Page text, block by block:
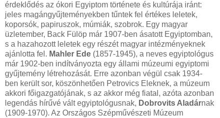
érdeklődés az ókori Egyiptom története és kultúrája iránt:
jeles magángyűjteményekben tűntek fel értékes leletek,
koporsók, papiruszok, múmiák, szobrok. Egy magyar
üzletember, Back Fülöp már 1907-ben ásatott Egyiptomban,
s a hazahozott leletek egy részét magyar intézményeknek
ajánlotta fel. Mahler Ede (1857-1945), a neves egyiptológus
már 1902-ben indítványozta egy állami múzeumi egyiptomi
gyűjtemény létrehozását. Erre azonban végül csak 1934-
ben került sor, köszönhetően Petrovics Eleknek, a múzeum
akkori főigazgatójának, s az akkor még fiatal, azóta azonban
legendás hírűvé vált egyiptológusnak, Dobrovits Aladárnak
(1909-1970). Az Országos Szépművészeti Múzeum